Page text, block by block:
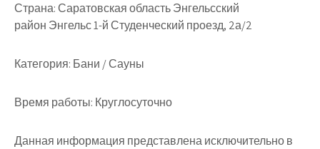
Страна:Саратовская область Энгельсский
район Энгельс 1-й Студенческий проезд, 2а/2
Категория: Бани / Сауны
Время работы: Круглосуточно
Данная информация представлена исключительно в